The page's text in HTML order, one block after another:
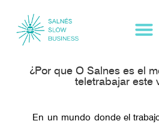
¿Por que O Salnes es el
teletrabajar este
En un mundo donde el